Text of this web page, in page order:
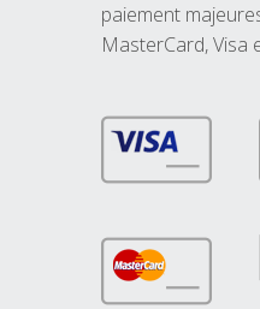
paiement
MasterCard, Visa